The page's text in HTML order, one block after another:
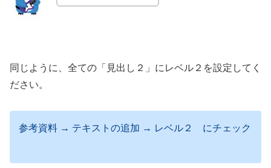
同じように、全ての「見出し２」にレベル２を設定してく
ださい。
参考資料 → テキストの追加 → レベル２ にチェック